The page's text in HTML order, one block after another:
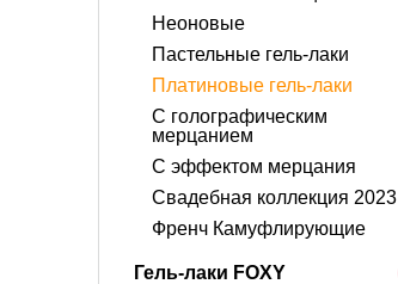
Неоновые
Пастельные гель-лаки
Платиновые гель-лаки
С голографическим
мерцанием
С эффектом мерцания
Свадебная коллекция 2023
Френч Камуфлирующие
Гель-лаки FOXY